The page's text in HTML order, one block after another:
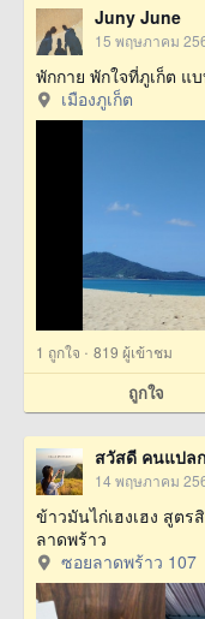
Juny June
15 พฤษภาคม
พักกาย พักใจที่ภูเก็ต แ
เมืองภูเก็ต
1 ถูกใจ · 819 ผู้เข้าชม
ถูกใจ
สวัสดี คนแปล
14 พฤษภาคม
ข้าวมันไก่เฮงเฮง สูตร
ลาดพร้าว
ซอยลาดพร้าว 107